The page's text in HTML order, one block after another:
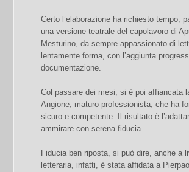
Certo l’elaborazione ha richiesto tempo,
una versione teatrale del capolavoro di
Mesturino, da sempre appassionato di
lentamente forma, con l’aggiunta
documentazione.
Col passare dei mesi, si è poi affiancata
Angione, maturo professionista, che ha
sicuro e competente. Il risultato è
ammirare con serena fiducia.
Fiducia ben riposta, si può dire, anche a
letteraria, infatti, è stata affidata a